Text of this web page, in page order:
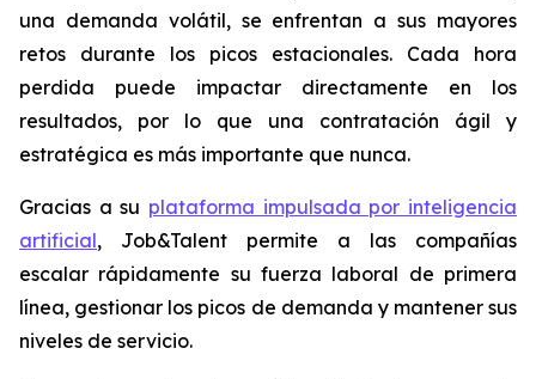
una demanda volátil, se enfrentan a sus mayores
retos durante los picos estacionales. Cada hora
perdida puede impactar directamente en los
resultados, por lo que una contratación ágil y
estratégica es más importante que nunca.
Gracias a su plataforma impulsada por inteligencia
artificial, Job&Talent permite a las compañías
escalar rápidamente su fuerza laboral de primera
línea, gestionar los picos de demanda y mantener sus
niveles de servicio.